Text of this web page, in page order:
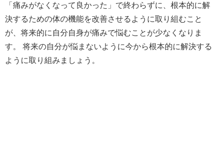
「痛みがなくなって良かった」で終わらずに、根本的に解
決するための体の機能を改善させるように取り組むこと
が、将来的に自分自身が痛みで悩むことが少なくなりま
す。 将来の自分が悩まないように今から根本的に解決する
ように取り組みましょう。